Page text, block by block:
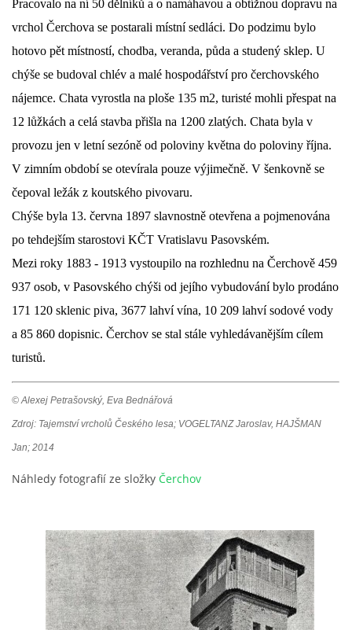
Pracovalo na ní 50 dělníků a o namáhavou a obtížnou dopravu na
vrchol Čerchova se postarali místní sedláci. Do podzimu bylo
hotovo pět místností, chodba, veranda, půda a studený sklep. U
chýše se budoval chlév a malé hospodářství pro čerchovského
nájemce. Chata vyrostla na ploše 135 m2, turisté mohli přespat na
12 lůžkách a celá stavba přišla na 1200 zlatých. Chata byla v
provozu jen v letní sezóně od poloviny května do poloviny října.
V zimním období se otevírala pouze výjimečně. V šenkovně se
čepoval ležák z koutského pivovaru.
Chýše byla 13. června 1897 slavnostně otevřena a pojmenována
po tehdejším starostovi KČT Vratislavu Pasovském.
Mezi roky 1883 - 1913 vystoupilo na rozhlednu na Čerchově 459
937 osob, v Pasovského chýši od jejího vybudování bylo prodáno
171 120 sklenic piva, 3677 lahví vína, 10 209 lahví sodové vody
a 85 860 dopisnic. Čerchov se stal stále vyhledávanějším cílem
turistů.
© Alexej Petrašovský, Eva Bednářová
Zdroj: Tajemství vrcholů Českého lesa; VOGELTANZ Jaroslav, HAJŠMAN
Jan; 2014
Náhledy fotografií ze složky Čerchov